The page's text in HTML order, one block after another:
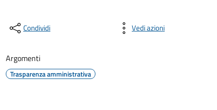
Condividi Vedi azioni
Argomenti
Trasparenza amministrativa